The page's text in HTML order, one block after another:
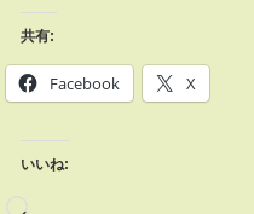
共有:
Facebook X
いいね: